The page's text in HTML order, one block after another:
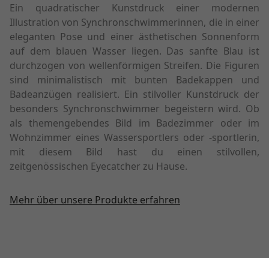
Ein quadratischer Kunstdruck einer modernen
Illustration von Synchronschwimmerinnen, die in einer
eleganten Pose und einer ästhetischen Sonnenform
auf dem blauen Wasser liegen. Das sanfte Blau ist
durchzogen von wellenförmigen Streifen. Die Figuren
sind minimalistisch mit bunten Badekappen und
Badeanzügen realisiert. Ein stilvoller Kunstdruck der
besonders Synchronschwimmer begeistern wird. Ob
als themengebendes Bild im Badezimmer oder im
Wohnzimmer eines Wassersportlers oder -sportlerin,
mit diesem Bild hast du einen stilvollen,
zeitgenössischen Eyecatcher zu Hause.
Mehr über unsere Produkte erfahren